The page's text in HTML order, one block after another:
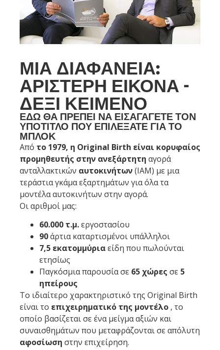
ΜΊΑ ΔΙΑΦΆΝΕΙΑ:
ΑΡΙΣΤΕΡΉ ΕΙΚΌΝΑ -
ΔΕΞΊ ΚΕΊΜΕΝΟ
ΕΔΏ ΘΑ ΠΡΈΠΕΙ ΝΑ ΕΙΣΑΓΆΓΕΤΕ ΤΟΝ
ΥΠΌΤΙΤΛΟ ΠΟΥ ΕΠΙΛΈΞΑΤΕ ΓΙΑ ΤΟ
ΜΠΛΟΚ
Από το 1979, η Original Birth είναι κορυφαίος
προμηθευτής στην ανεξάρτητη αγορά
ανταλλακτικών αυτοκινήτων(IAM) με μια
τεράστια γκάμα εξαρτημάτων για όλα τα
μοντέλα αυτοκινήτων στην αγορά.
Οι αριθμοί μας:
60.000 τ.μ.εργοστασίου
90άρτια καταρτισμένοι υπάλληλοι
7,5 εκατομμύριαείδη που πωλούνται
ετησίως
Παγκόσμια παρουσία σε 65 χώρες σε 5
ηπείρους
Το ιδιαίτερο χαρακτηριστικό της Original Birth
είναι το επιχειρηματικό της μοντέλο , το
οποίο βασίζεται σε ένα μείγμα αξιών και
συναισθημάτων που μεταφράζονται σε απόλυτη
αφοσίωση στην επιχείρηση.